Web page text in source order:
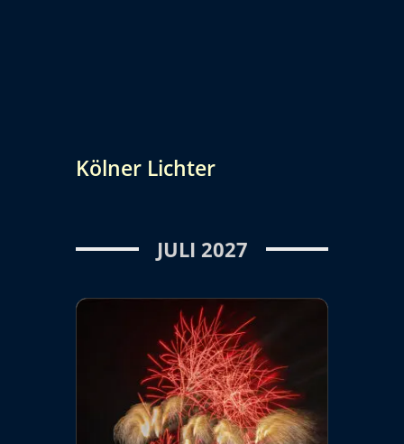
Kölner Lichter
JULI 2027